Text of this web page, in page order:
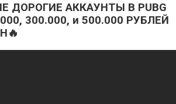
ДОРОГИЕ АККАУНТЫ В PUBG
300.000, и 500.000 РУБЛЕЙ